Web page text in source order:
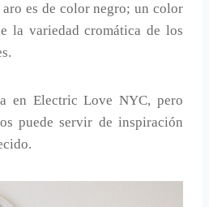
aro es de color negro; un color
la variedad cromática de los
en Electric Love NYC, pero
puede servir de inspiración